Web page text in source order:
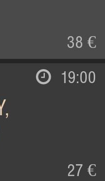
38 €
19:00
27 €